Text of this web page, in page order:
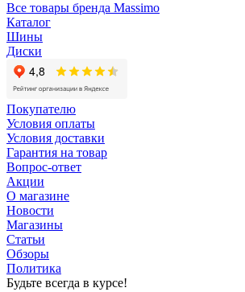
Все товары бренда Massimo
Каталог
Шины
Диски
Покупателю
Условия оплаты
Условия доставки
Гарантия на товар
Вопрос-ответ
Акции
О магазине
Новости
Магазины
Статьи
Обзоры
Политика
Будьте всегда в курсе!